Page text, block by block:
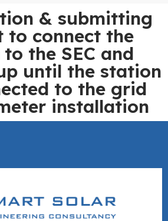
& submitting
to connect the
the SEC and
until the station
to the grid
installation